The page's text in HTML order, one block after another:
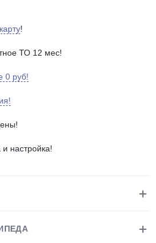
!
ТО 12 мес!
0 руб!
настройка!
вопросы?